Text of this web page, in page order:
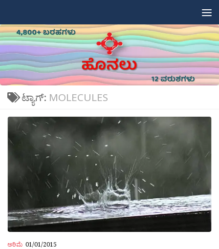
ಟ್ಯಾಗ್: MOLECULES
ಅರಿಮೆ 01/01/2015